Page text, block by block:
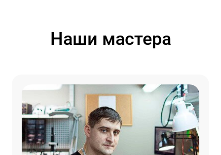
Наши мастера